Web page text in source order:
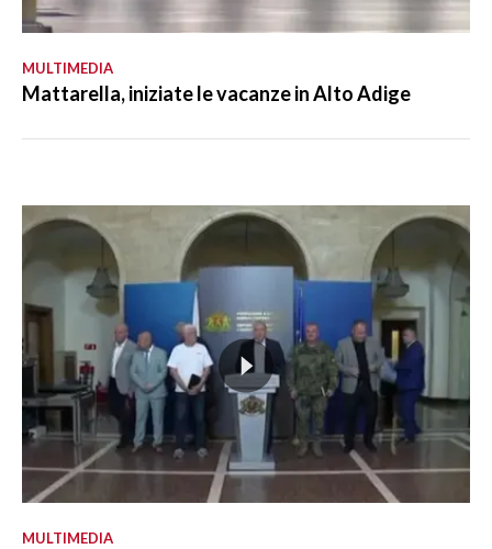
MULTIMEDIA
Mattarella, iniziate le vacanze in Alto Adige
MULTIMEDIA